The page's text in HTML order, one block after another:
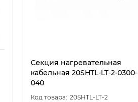
Секция нагревательная
кабельная 20SHTL-LT-2-0300-
040
20SHTL-LT-2